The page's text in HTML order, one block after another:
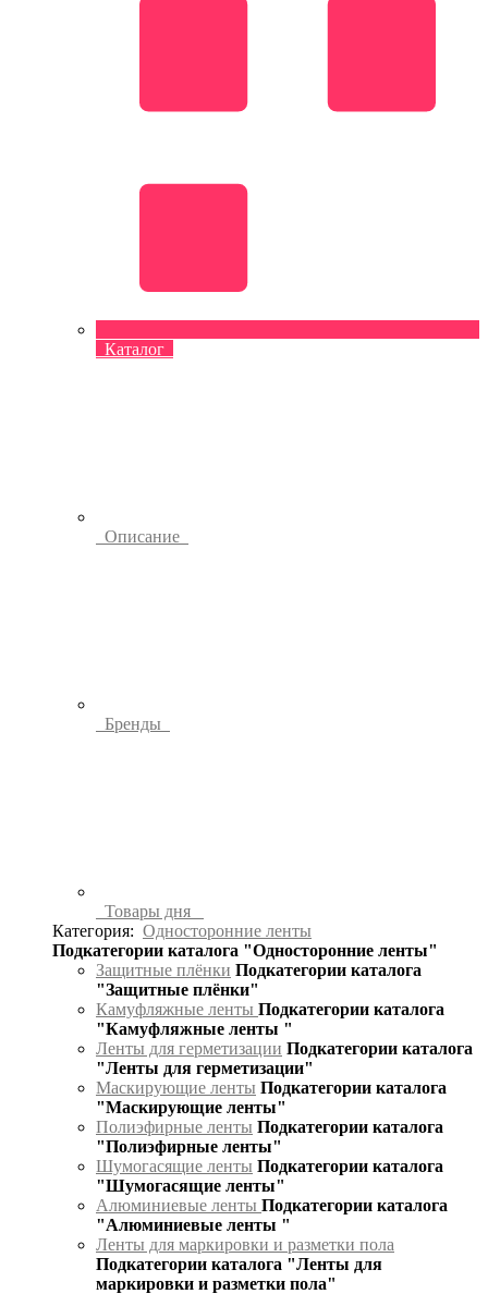
Каталог
Описание
Бренды
Товары дня
Категория: Односторонние ленты
Подкатегории каталога "Односторонние ленты"
Защитные плёнки Подкатегории каталога
"Защитные плёнки"
Камуфляжные ленты Подкатегории каталога
"Камуфляжные ленты "
Ленты для герметизации Подкатегории каталога
"Ленты для герметизации"
Маскирующие ленты Подкатегории каталога
"Маскирующие ленты"
Полиэфирные ленты Подкатегории каталога
"Полиэфирные ленты"
Шумогасящие ленты Подкатегории каталога
"Шумогасящие ленты"
Алюминиевые ленты Подкатегории каталога
"Алюминиевые ленты "
Ленты для маркировки и разметки пола
Подкатегории каталога "Ленты для
маркировки и разметки пола"